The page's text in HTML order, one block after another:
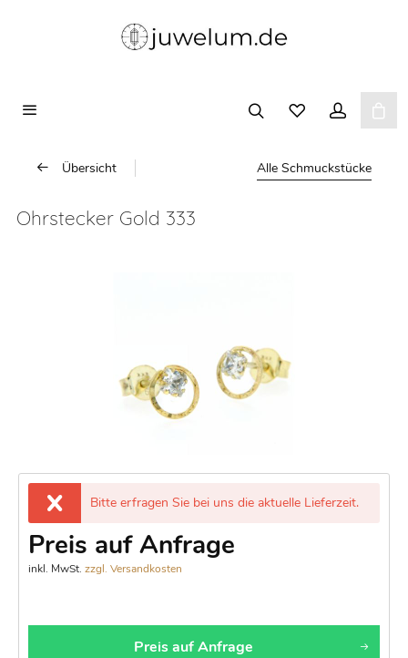
Übersicht Alle Schmuckstücke
Ohrstecker Gold 333
Bitte erfragen Sie bei uns die aktuelle Lieferzeit.
Preis auf Anfrage
inkl. MwSt. zzgl. Versandkosten
Preis auf Anfrage